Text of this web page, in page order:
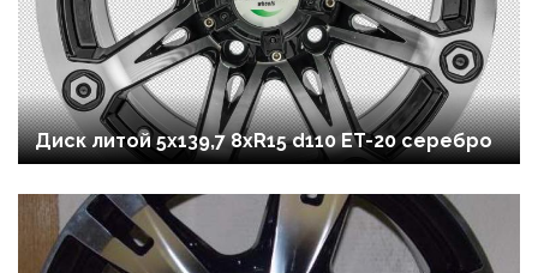
Диск литой 5x139,7 8xR15 d110 ET-20 серебро